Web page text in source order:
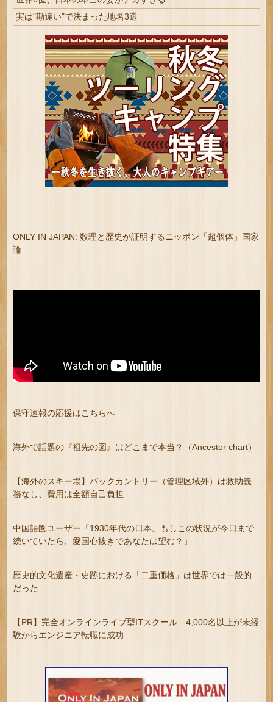
実は"勘違い"で決まった地名3選
ONLY IN JAPAN: 数理と歴史が証明するニッポン「超個体」国家
論
保守速報の応援はこちらへ
海外で話題の『祖先の図』はどこまで本当？（Ancestor chart）
【海外のスキー場】バックカントリー（管理区域外）は救助義
務なし、費用は全額自己負担
中国語圏ユーザー「1930年代の日本。もしこの状況が今日まで
続いていたら、愛国心抜きであなたは望む？」
歴史的文化遺産・史跡における「二重価格」は世界では一般的
だった
【PR】完全オンラインライブ型ITスクール 4,000名以上が未経
験からエンジニア転職に成功